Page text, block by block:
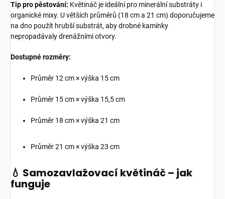
Tip pro pěstování: Květináč je ideální pro minerální substráty i
organické mixy. U větších průměrů (18 cm a 21 cm) doporučujeme
na dno použít hrubší substrát, aby drobné kamínky
nepropadávaly drenážními otvory.
Dostupné rozměry:
Průměr 12 cm × výška 15 cm
Průměr 15 cm × výška 15,5 cm
Průměr 18 cm × výška 21 cm
Průměr 21 cm × výška 23 cm
💧 Samozavlažovací květináč – jak
funguje